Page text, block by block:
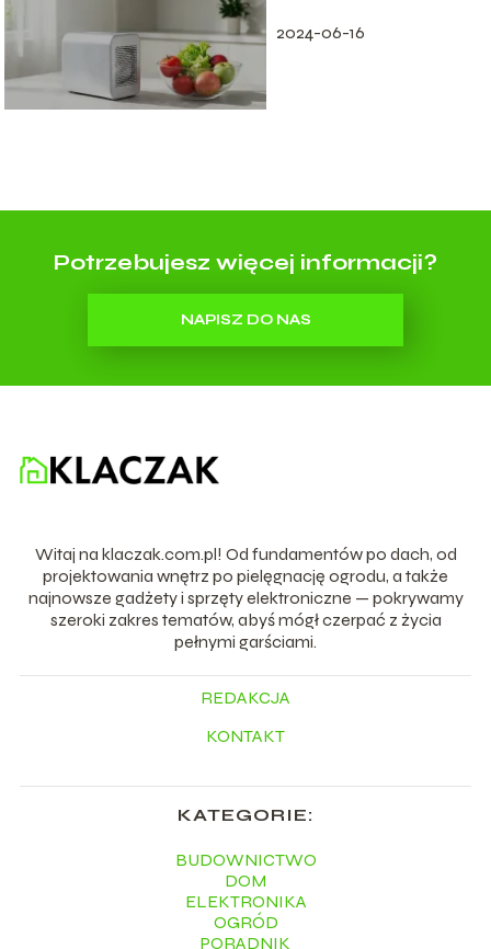
2024-06-16
Potrzebujesz więcej informacji?
NAPISZ DO NAS
Witaj na klaczak.com.pl! Od fundamentów po dach, od
projektowania wnętrz po pielęgnację ogrodu, a także
najnowsze gadżety i sprzęty elektroniczne — pokrywamy
szeroki zakres tematów, abyś mógł czerpać z życia
pełnymi garściami.
REDAKCJA
KONTAKT
KATEGORIE:
BUDOWNICTWO
DOM
ELEKTRONIKA
OGRÓD
PORADNIK